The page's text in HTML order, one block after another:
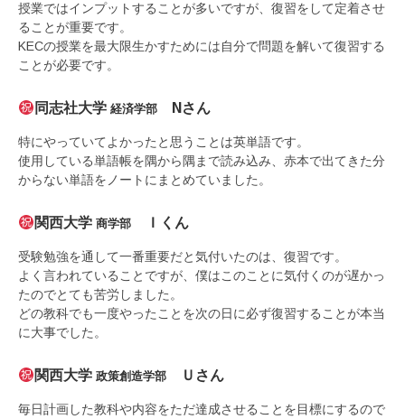
授業ではインプットすることが多いですが、復習をして定着させ
ることが重要です。
KECの授業を最大限生かすためには自分で問題を解いて復習する
ことが必要です。
同志社大学経済学部 Nさん
特にやっていてよかったと思うことは英単語です。
使用している単語帳を隅から隅まで読み込み、赤本で出てきた分
からない単語をノートにまとめていました。
関西大学商学部 Ｉくん
受験勉強を通して一番重要だと気付いたのは、復習です。
よく言われていることですが、僕はこのことに気付くのが遅かっ
たのでとても苦労しました。
どの教科でも一度やったことを次の日に必ず復習することが本当
に大事でした。
関西大学政策創造学部 Ｕさん
毎日計画した教科や内容をただ達成させることを目標にするので